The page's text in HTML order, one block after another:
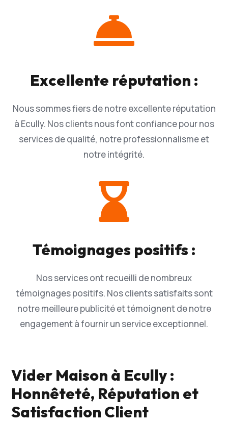

Excellente réputation :
Nous sommes fiers de notre excellente réputation
à Ecully. Nos clients nous font confiance pour nos
services de qualité, notre professionnalisme et
notre intégrité.

Témoignages positifs :
Nos services ont recueilli de nombreux
témoignages positifs. Nos clients satisfaits sont
notre meilleure publicité et témoignent de notre
engagement à fournir un service exceptionnel.
Vider Maison à Ecully :
Honnêteté, Réputation et
Satisfaction Client